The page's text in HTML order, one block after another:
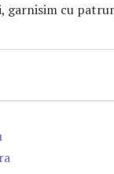
garnisim cu